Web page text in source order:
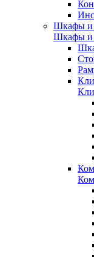
Шкафы и
Шкафы и